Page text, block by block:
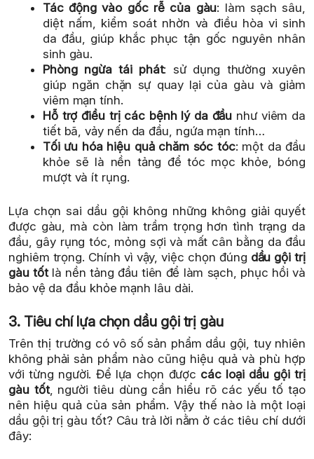
Tác động vào gốc rễ của gàu: làm sạch sâu,
diệt nấm, kiểm soát nhờn và điều hòa vi sinh
da đầu, giúp khắc phục tận gốc nguyên nhân
sinh gàu.
Phòng ngừa tái phát: sử dụng thường xuyên
giúp ngăn chặn sự quay lại của gàu và giảm
viêm mạn tính.
Hỗ trợ điều trị các bệnh lý da đầu như viêm da
tiết bã, vảy nến da đầu, ngứa mạn tính…
Tối ưu hóa hiệu quả chăm sóc tóc: một da đầu
khỏe sẽ là nền tảng để tóc mọc khỏe, bóng
mượt và ít rụng.
Lựa chọn sai dầu gội không những không giải quyết
được gàu, mà còn làm trầm trọng hơn tình trạng da
đầu, gây rụng tóc, mỏng sợi và mất cân bằng da đầu
nghiêm trọng. Chính vì vậy, việc chọn đúng dầu gội trị
gàu tốtlà nền tảng đầu tiên để làm sạch, phục hồi và
bảo vệ da đầu khỏe mạnh lâu dài.
3. Tiêu chí lựa chọn dầu gội trị gàu
Trên thị trường có vô số sản phẩm dầu gội, tuy nhiên
không phải sản phẩm nào cũng hiệu quả và phù hợp
với từng người. Để lựa chọn được các loại dầu gội trị
gàu tốt, người tiêu dùng cần hiểu rõ các yếu tố tạo
nên hiệu quả của sản phẩm. Vậy thế nào là một loại
dầu gội trị gàu tốt? Câu trả lời nằm ở các tiêu chí dưới
đây: